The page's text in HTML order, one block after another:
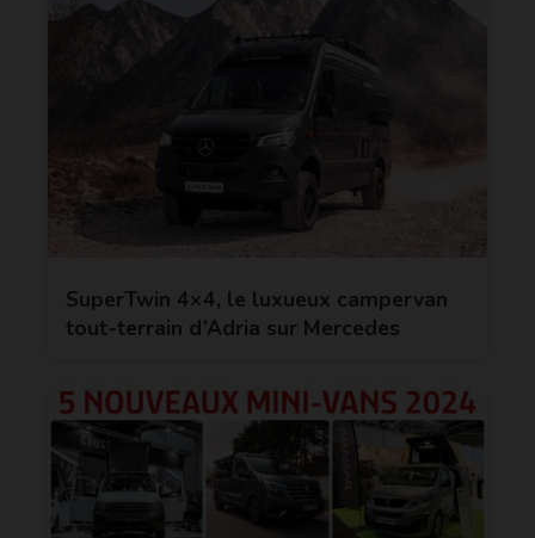
SuperTwin 4×4, le luxueux campervan
tout-terrain d’Adria sur Mercedes